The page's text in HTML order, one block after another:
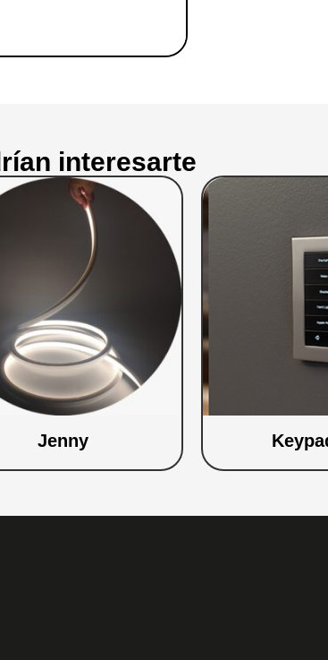
interesarte
Jenny